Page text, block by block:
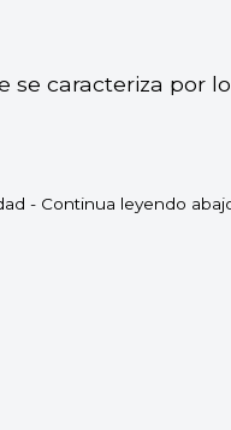
se caracteriza por lo